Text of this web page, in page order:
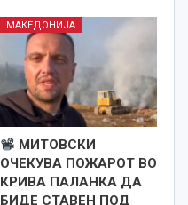
МАКЕДОНИЈА
МИТОВСКИ
ОЧЕКУВА ПОЖАРОТ ВО
КРИВА ПАЛАНКА ДА
БИДЕ СТАВЕН ПОД